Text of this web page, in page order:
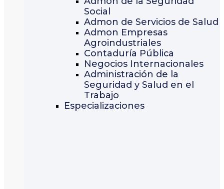
Social
Admon de Servicios de Salud
Admon Empresas
Agroindustriales
Contaduría Pública
Negocios Internacionales
Administración de la
Seguridad y Salud en el
Trabajo
Especializaciones